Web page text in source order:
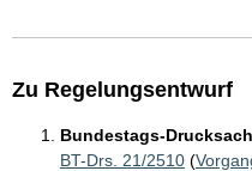
Zu Regelungsentwurf
Bundestags-
BT-Drs. 21/2510 (